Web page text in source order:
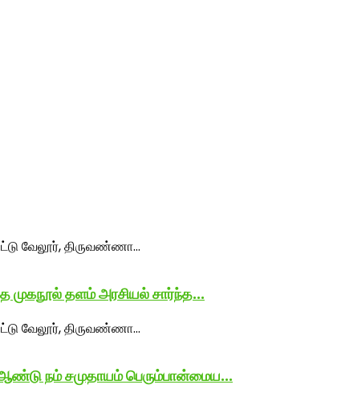
தளம் அரசியல் சார்ந்த...
நம் சமுதாயம் பெரும்பான்மைய...